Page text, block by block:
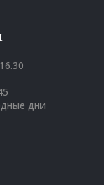
дни